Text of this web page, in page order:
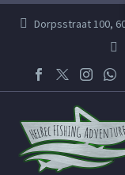
Dorpsstraat 100,